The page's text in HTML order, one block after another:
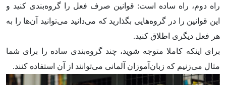
راه دوم، راه ساده است: قوانین صرف فعل را گروه­‌بندی کنید و
این قوانین را در گروه‌­هایی بگذارید که می­‌دانید می­‌توانید آن­‌ها را به
هر فعل دیگری اطلاق کنید.
برای اینکه کاملا متوجه شوید، چند گروه‌­بندی ساده را برای شما
مثال می‌­زنیم که زبان‌آموزان آلمانی می­‌توانند از آن استفاده کنند.